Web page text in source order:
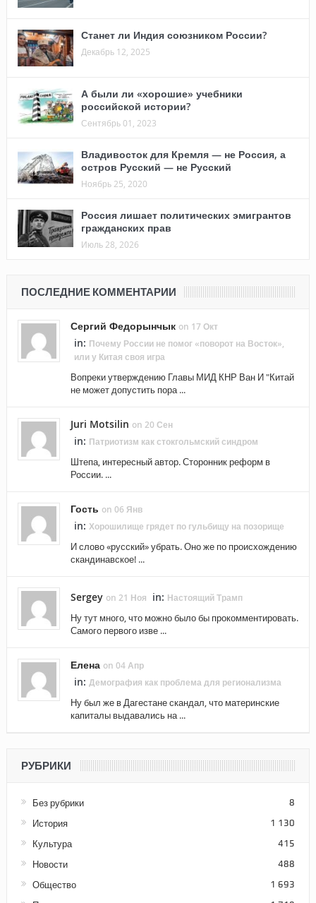
Станет ли Индия союзником России?
Декабрь 12, 2025
А были ли «хорошие» учебники
российской истории?
Сентябрь 01, 2023
Владивосток для Кремля — не Россия, а
остров Русский — не Русский
Ноябрь 25, 2020
Россия лишает политических эмигрантов
гражданских прав
Июль 28, 2026
ПОСЛЕДНИЕ КОММЕНТАРИИ
Сергий Федорынчык on 17 Окт
in: Почему России не помог «поворот на Восток»,
или у Китая своя игра
Вопреки утверждению Главы МИД КНР Ван И "Китай
не может допустить пора ...
Juri Motsilin on 20 Сен
in: Патриотизм как стокгольмский синдром
Штепа, интересный автор. Сторонник реформ в
России. ...
Гость on 06 Янв
in: Хорошилище грядет по гульбищу на позорище
И слово «русский» убрать. Оно же по происхождению
скандинавское! ...
Sergey on 21 Ноя in: Настоящий Трамп
Ну тут много, что можно было бы прокомментировать.
Самого первого изве ...
Елена on 04 Апр
in: Демография как проблема для регионализма
Ну был же в Дагестане скандал, что материнские
капиталы выдавались на ...
РУБРИКИ
Без рубрики 8
История 1 130
Культура 415
Новости 488
Общество 1 693